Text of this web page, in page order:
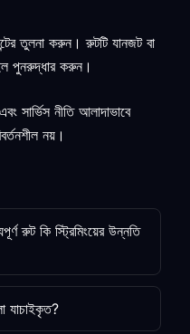
তুলনা করুন। রুটটি যানজট বা
পুনরুদ্ধার করুন।
নীতি আলাদাভাবে
নয়।
রুট কি স্ট্রিমিংয়ের উন্নতি
যাচাইকৃত?